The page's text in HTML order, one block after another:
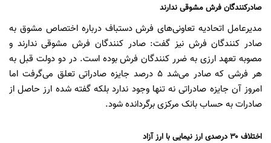
صادرکنندگان فرش مشوقی ندارند
مدیرعامل اتحادیه تعاونی‌های فرش دستباف درباره اختصاص مشوق به
صادر کنندگان فرش نیز گفت: صادر کنندگان فرش مشوقی ندارند و
مصوبه تعهد ارزی به ضرر کنندگان فرش بوده است. در دو دولت قبل به
هر فرشی که صادر می‌شد ۵ درصد جایزه صادراتی تعلق می‌گرفت اما
امروز آن جایزه صادراتی نه تنها وجود ندارد بلکه گفته شده ارز حاصل از
صادرات به حساب بانک مرکزی برگردانده شود.
اختلاف ۳۰ درصدی ارز نیمایی با ارز آزاد